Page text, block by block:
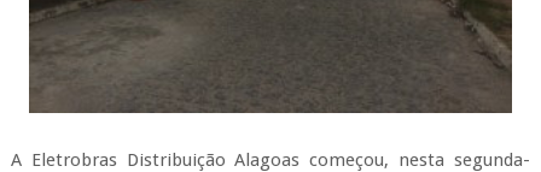
A Eletrobras Distribuição Alagoas começou, nesta segunda-